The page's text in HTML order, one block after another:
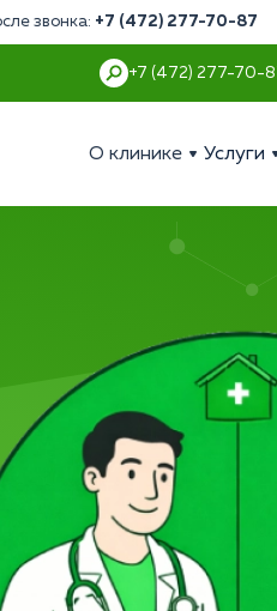
звонка: +7 (472) 277-70-87
+7 (472) 277-70-
О клинике Услуги